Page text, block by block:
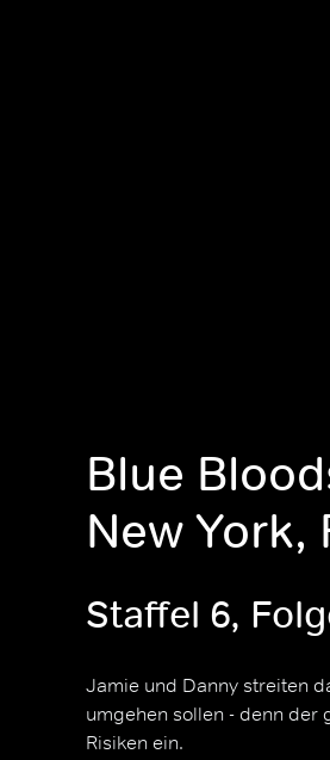
Blue
New York,
Staffel 6,
Jamie und Danny streiten
umgehen sollen - denn
Risiken ein.